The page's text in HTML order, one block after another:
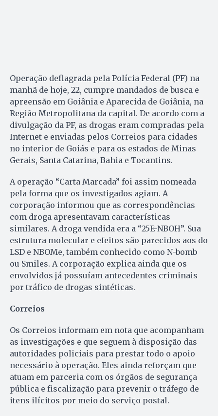
Operação deflagrada pela Polícia Federal (PF) na
manhã de hoje, 22, cumpre mandados de busca e
apreensão em Goiânia e Aparecida de Goiânia, na
Região Metropolitana da capital. De acordo com a
divulgação da PF, as drogas eram compradas pela
Internet e enviadas pelos Correios para cidades
no interior de Goiás e para os estados de Minas
Gerais, Santa Catarina, Bahia e Tocantins.
A operação “Carta Marcada” foi assim nomeada
pela forma que os investigados agiam. A
corporação informou que as correspondências
com droga apresentavam características
similares. A droga vendida era a “25E-NBOH”. Sua
estrutura molecular e efeitos são parecidos aos do
LSD e NBOMe, também conhecido como N-bomb
ou Smiles. A corporação explica ainda que os
envolvidos já possuíam antecedentes criminais
por tráfico de drogas sintéticas.
Correios
Os Correios informam em nota que acompanham
as investigações e que seguem à disposição das
autoridades policiais para prestar todo o apoio
necessário à operação. Eles ainda reforçam que
atuam em parceria com os órgãos de segurança
pública e fiscalização para prevenir o tráfego de
itens ilícitos por meio do serviço postal.